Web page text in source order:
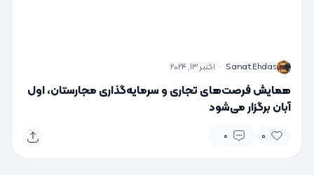
S
Sanat Ehdas
· اکتبر 13, 2024
همایش فرصت‌های تجاری و سرمایه‌گذاری مجارستان، اول
آبان برگزار می‌شود
0
0